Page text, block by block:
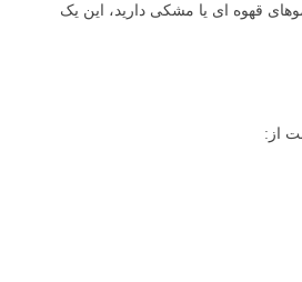
قهوه ای یا مشکی دارید، این یک
از: